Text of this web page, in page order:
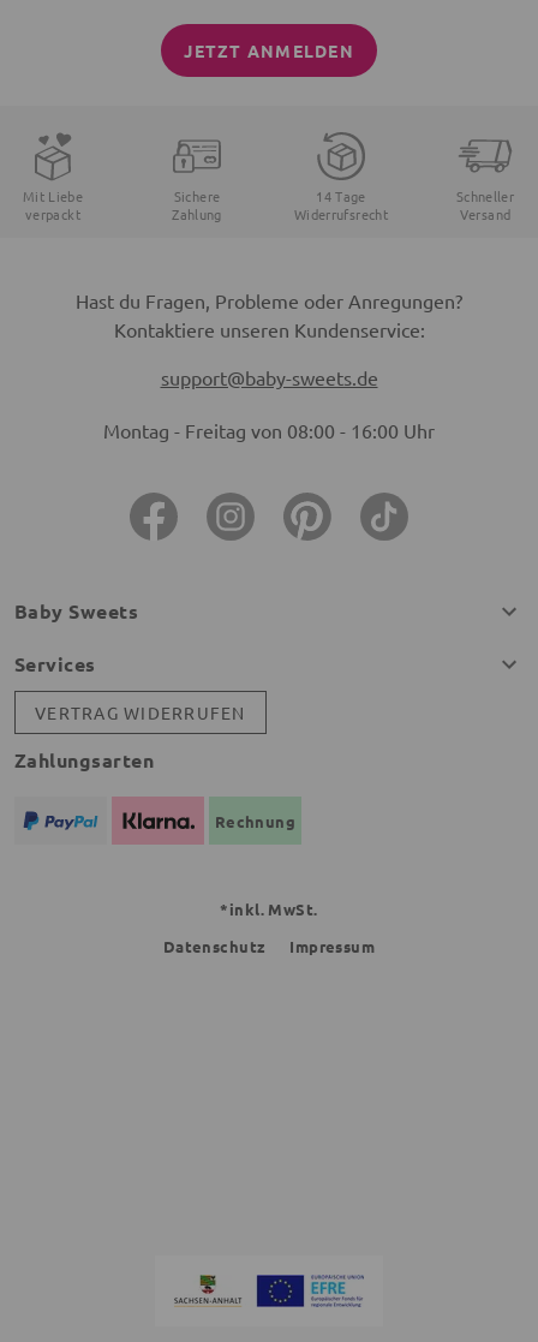
JETZT ANMELDEN
Mit Liebe
verpackt
Sichere
Zahlung
14 Tage
Widerrufsrecht
Schneller
Versand
Hast du Fragen, Probleme oder Anregungen?
Kontaktiere unseren Kundenservice:
support@baby-sweets.de
Montag - Freitag von 08:00 - 16:00 Uhr
Baby Sweets
Services
VERTRAG WIDERRUFEN
Zahlungsarten
Rechnung
*inkl. MwSt.
Datenschutz
Impressum